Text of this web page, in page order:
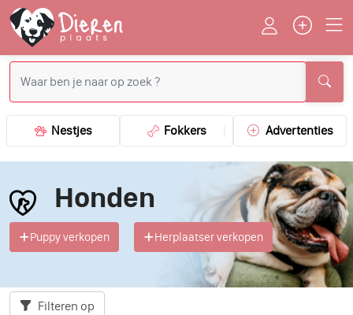
Nestjes Fokkers Advertenties
Honden
Puppy verkopen Herplaatser verkopen
Filteren op